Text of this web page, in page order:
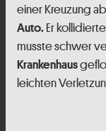
einer Kreuzung
Auto. Er
musste schwer
Krankenhaus
leichten